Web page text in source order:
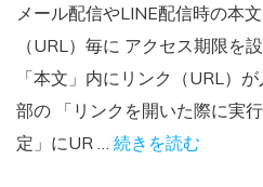
メール配信やLINE配信時の本
（URL）毎に アクセス期限を
「本文」内にリンク（URL）
部の 「リンクを開いた際に実
定」にUR … 続きを読む